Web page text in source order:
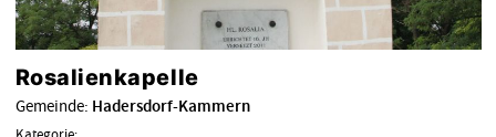
Rosalienkapelle
Gemeinde: Hadersdorf-Kammern